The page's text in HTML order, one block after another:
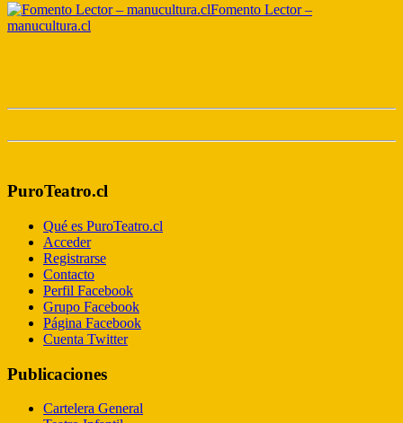
Fomento Lector –
manucultura.cl
PuroTeatro.cl
Qué es PuroTeatro.cl
Acceder
Registrarse
Contacto
Perfil Facebook
Grupo Facebook
Página Facebook
Cuenta Twitter
Publicaciones
Cartelera General